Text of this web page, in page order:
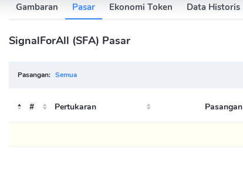
Gambaran Pasar Ekonomi Token Data Historis
SignalForAll (SFA) Pasar
Pasangan: Semua
# Pertukaran Pasangan